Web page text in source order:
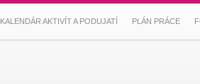
KALENDÁR AKTIVÍT A PODUJATÍ PLÁN PRÁCE